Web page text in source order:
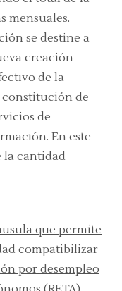
mensuales.
se destine a
creación
de la
constitución de
de
En este
la cantidad
que permite
compatibilizar
por desempleo